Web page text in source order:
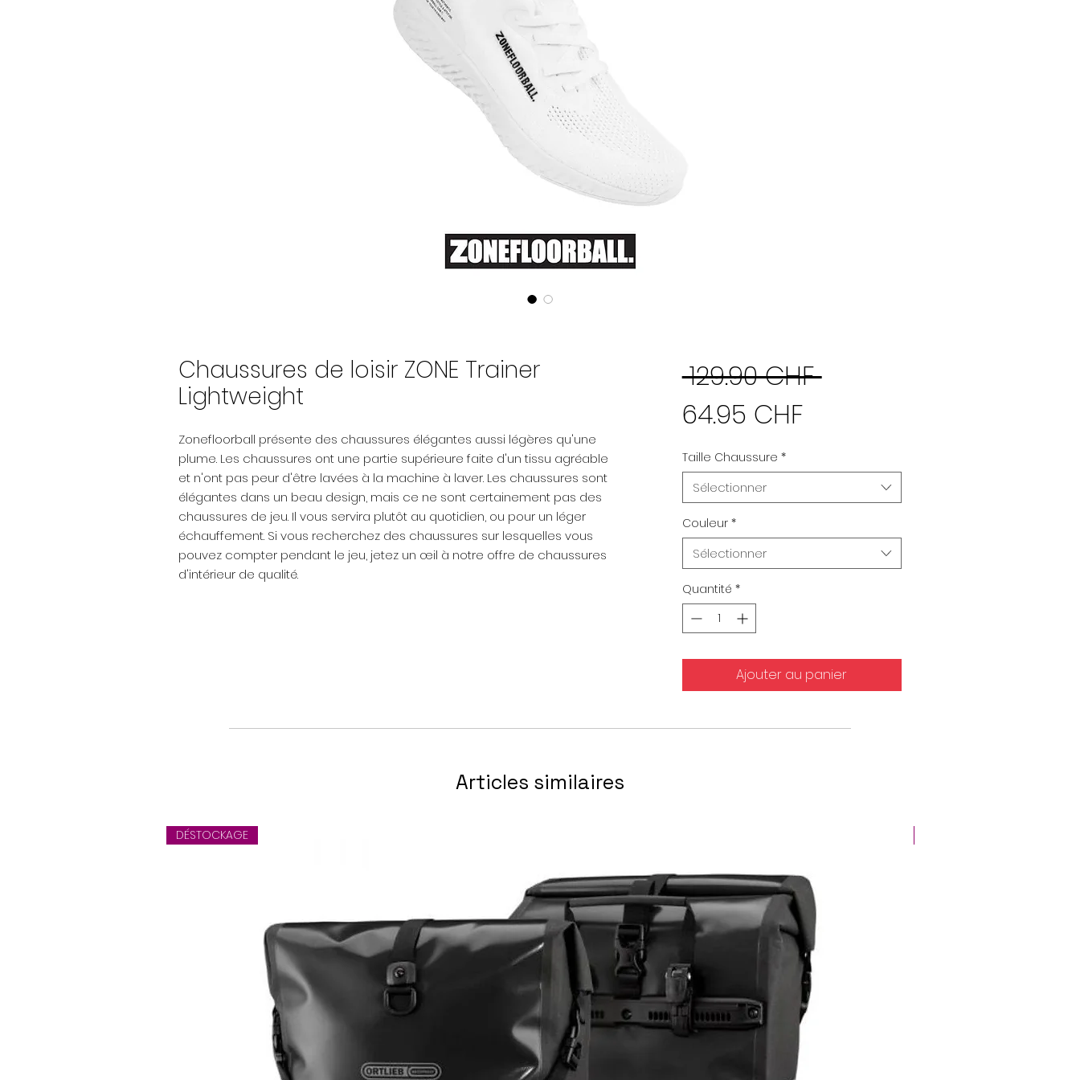
Chaussures de loisir ZONE Trainer
Lightweight
Zonefloorball présente des chaussures élégantes aussi légères qu'une
plume. Les chaussures ont une partie supérieure faite d'un tissu agréable
et n'ont pas peur d'être lavées à la machine à laver. Les chaussures sont
élégantes dans un beau design, mais ce ne sont certainement pas des
chaussures de jeu. Il vous servira plutôt au quotidien, ou pour un léger
échauffement. Si vous recherchez des chaussures sur lesquelles vous
pouvez compter pendant le jeu, jetez un œil à notre offre de chaussures
d'intérieur de qualité.
129.90 CHF Prix
64.95 CHFPrix
Taille Chaussure *
Sélectionner
Couleur *
Sélectionner
Quantité *
Ajouter au panier
Articles similaires
DÉSTOCKAGE